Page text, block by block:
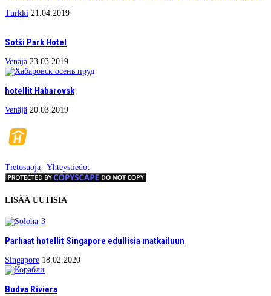
Turkki 21.04.2019
Sotši Park Hotel
Venäjä 23.03.2019
hotellit Habarovsk
Venäjä 20.03.2019
Tietosuoja | Yhteystiedot
LISÄÄ UUTISIA
Parhaat hotellit Singapore edullisia matkailuun
Singapore 18.02.2020
Budva Riviera